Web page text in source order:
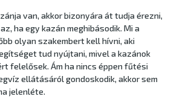
van, akkor bizonyára át tudja érezni,
ha egy kazán meghibásodik. Mi a
olyan szakembert kell hívni, aki
tud nyújtani, mivel a kazánok
felelősek. Ám ha nincs éppen fűtési
ellátásáról gondoskodik, akkor sem
jelenléte.